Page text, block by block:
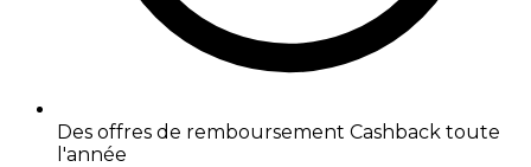
Des offres de remboursement Cashback toute
l'année